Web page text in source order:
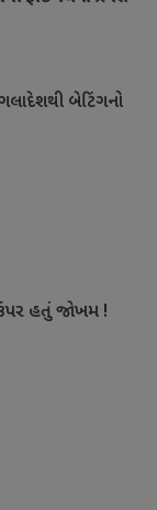
બેટિંગનો
ઉપર હતું જોખમ !